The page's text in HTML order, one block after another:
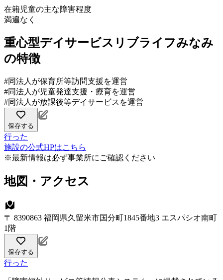
在籍児童の主な障害程度
満遍なく
重心型デイサービスリブライフみなみ
の特徴
#同法人が保育所等訪問支援を運営
#同法人が児童発達支援・療育を運営
#同法人が放課後等デイサービスを運営
保存する
行った
施設の公式HPはこちら
※最新情報は必ず事業所にご確認ください
地図・アクセス
〒 8390863 福岡県久留米市国分町1845番地3 エスパシオ南町
1階
保存する
行った